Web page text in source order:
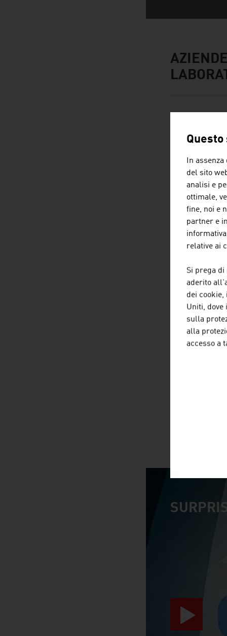
In
del sito
analisi e
ottimale,
fine, noi e
partner e
relative ai
Si prega di
aderito
dei
Uniti, dove
sulla
alla
accesso a